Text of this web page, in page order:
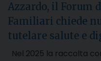
Azzardo, il Forum
Familiari chiede
tutelare salute e
Nel 2025 la raccolta